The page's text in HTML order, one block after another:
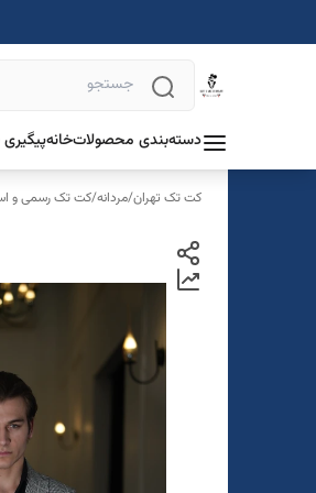
دسته‌بندی محصولاتخانه
کت تک تهران/مردانه/کت تک رسمی و